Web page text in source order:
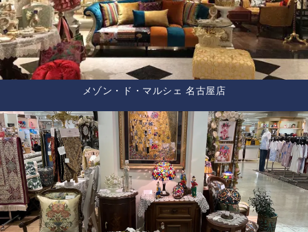
メゾン・ド・マルシェ 名古屋店